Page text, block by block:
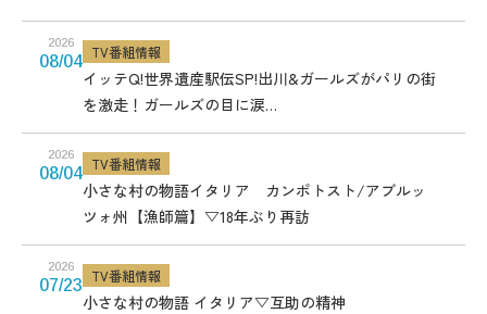
2026
08/04
TV番組情報
イッテQ!世界遺産駅伝SP!出川&ガールズがパリの街
を激走！ガールズの目に涙…
2026
08/04
TV番組情報
小さな村の物語イタリア カンポトスト/アブルッ
ツォ州【漁師篇】▽18年ぶり再訪
2026
07/23
TV番組情報
小さな村の物語 イタリア▽互助の精神